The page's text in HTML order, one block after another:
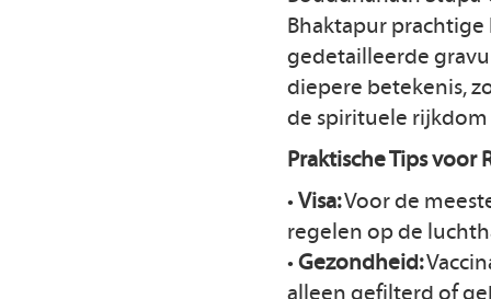
Bhaktapur
gedetailleerde
diepere betekenis,
de spirituele rijkdom
Praktische Tips voor
•Visa:Voor de
regelen op de
•Gezondheid:
alleen gefilterd of